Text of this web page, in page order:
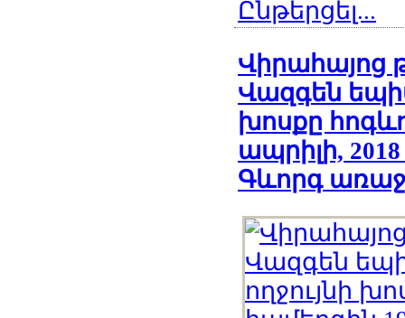
Ընթերցել...
Վիրահայոց
Վազգեն
խոսքը
ապրիլի,
Գևորգ